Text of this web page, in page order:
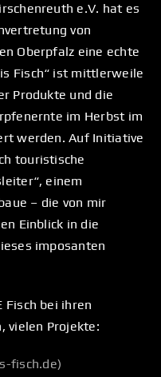
e.V. hat es
von
Oberpfalz eine echte
Fisch“ ist mittlerweile
Produkte und die
im Herbst im
werden. Auf Initiative
touristische
einem
– die von mir
Einblick in die
imposanten
Fisch bei ihren
vielen Projekte:
fisch.de)